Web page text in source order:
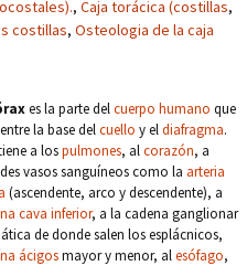
, Caja torácica (costillas,
costillas, Osteologia de la caja
es la parte delcuerpo humano que
la base delcuello y eldiafragma.
a lospulmones, alcorazón, a
vasos sanguíneos como la arteria
(ascendente, arco y descendente), a
cava inferior, a la cadena ganglionar
de donde salen los esplácnicos,
ácigosmayor y menor, alesófago,